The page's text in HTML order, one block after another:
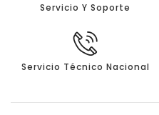
Servicio Y Soporte
Servicio Técnico Nacional